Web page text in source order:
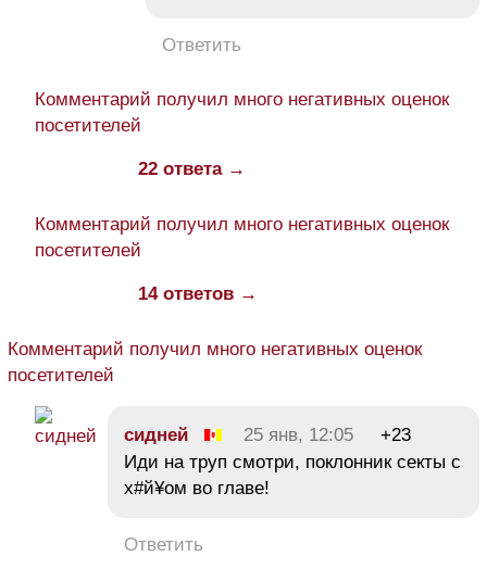
Ответить
Комментарий получил много негативных оценок
посетителей
22 ответа →
Комментарий получил много негативных оценок
посетителей
14 ответов →
Комментарий получил много негативных оценок
посетителей
сидней 25 янв, 12:05
+23
Иди на труп смотри, поклонник секты с
х#й¥ом во главе!
Ответить